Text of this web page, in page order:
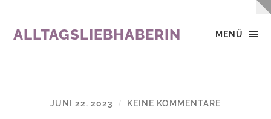
MENÜ
ALLTAGSLIEBHABERIN
JUNI 22, 2023 / KEINE KOMMENTARE